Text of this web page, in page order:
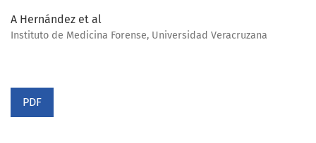
A Hernández et al
Instituto de Medicina Forense, Universidad Veracruzana
PDF